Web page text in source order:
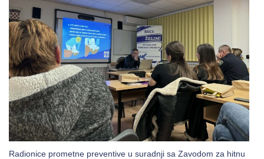
Radionice prometne preventive u suradnji sa Zavodom za hitnu